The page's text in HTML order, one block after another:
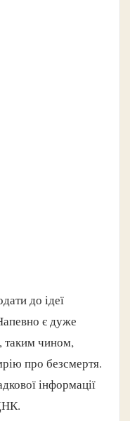
до ідеї
є дуже
таким чином,
про безсмертя.
інформації